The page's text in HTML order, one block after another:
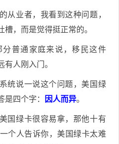
从业者，我看到这种问题，
，而是觉得挺正常的。
分普通家庭来说，移民这件
人刚入门。
统说一说这个问题，美国绿
四个字：
因人而异。
国绿卡很容易拿，那他十有
个人告诉你，美国绿卡太难